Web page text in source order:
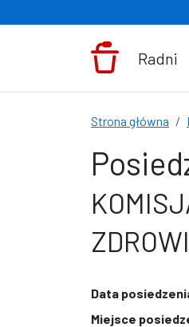
Radni
Strona główna
Data
Miejsce